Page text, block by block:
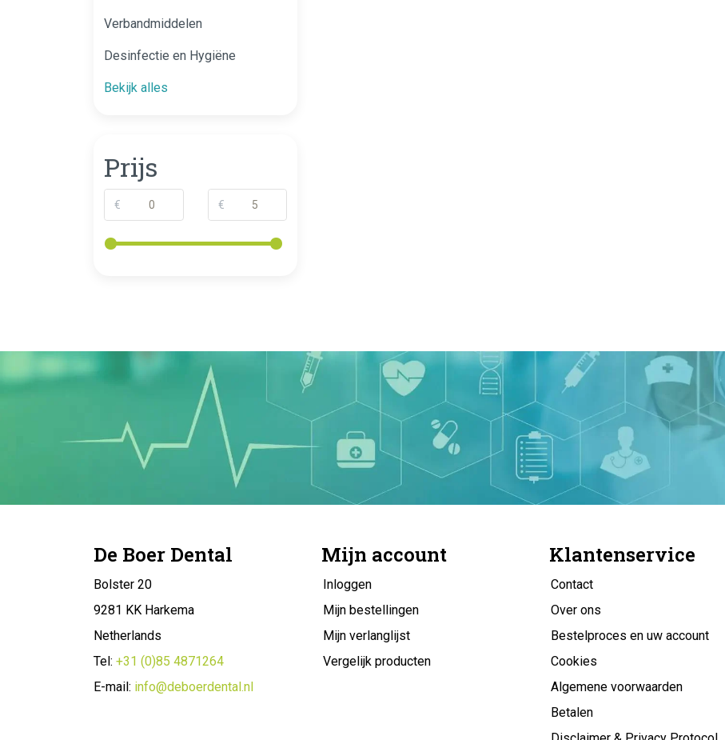
Verbandmiddelen
Desinfectie en Hygiëne
Bekijk alles
Prijs
€ €
De Boer Dental
Bolster 20
9281 KK Harkema
Netherlands
Tel: +31 (0)85 4871264
E-mail: info@deboerdental.nl
Mijn account
Inloggen
Mijn bestellingen
Mijn verlanglijst
Vergelijk producten
Klantenservice
Contact
Over ons
Bestelproces en uw account
Cookies
Algemene voorwaarden
Betalen